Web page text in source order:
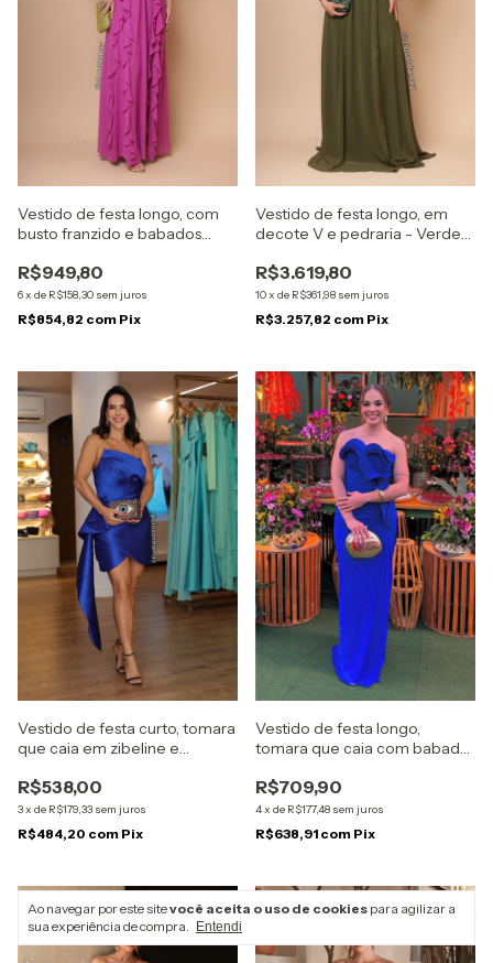
Ao navegar por este sitevocê aceita o uso de cookies para agilizar a
sua experiência de compra.
Entendi
Vestido de festa longo, com
busto franzido e babados
R$949,80
6x de R$158,30 sem juros
R$854,82 com Pix
Vestido de festa longo, em
decote V e pedraria - Verde
R$3.619,80
10x de R$361,98 sem juros
R$3.257,82 com Pix
Vestido de festa curto, tomara
que caia em zibeline e
Royal
R$538,00
3x de R$179,33 sem juros
R$484,20 com Pix
Vestido de festa longo,
tomara que caia com babado
R$709,90
4x de R$177,48 sem juros
R$638,91 com Pix